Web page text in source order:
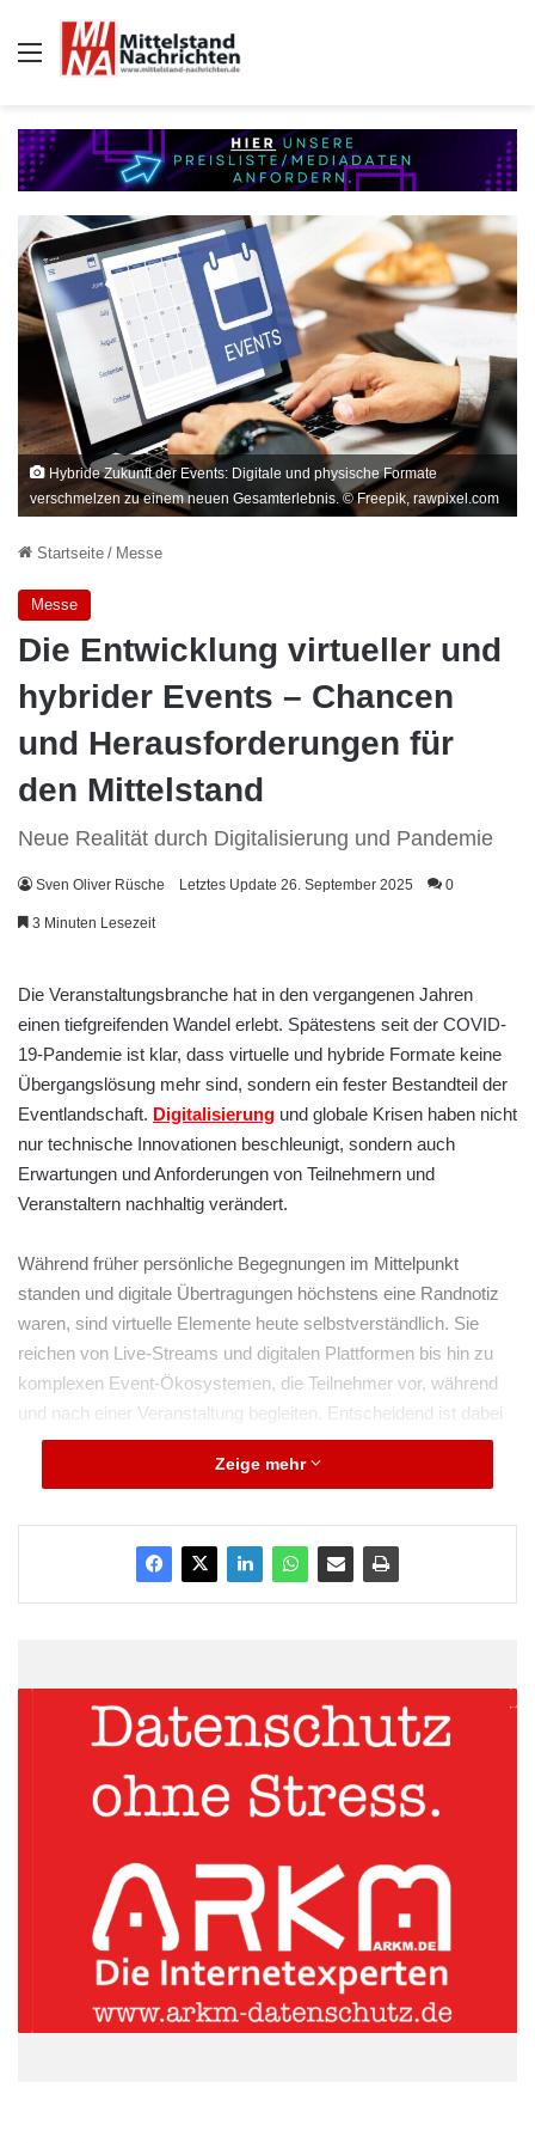
Auswahl
Hybride Zukunft der Events: Digitale und physische Formate
verschmelzen zu einem neuen Gesamterlebnis. © Freepik, rawpixel.com
Startseite / Messe
Messe
Die Entwicklung virtueller und
hybrider Events – Chancen
und Herausforderungen für
den Mittelstand
Neue Realität durch Digitalisierung und Pandemie
Sven Oliver Rüsche Letztes Update 26. September 2025 0
3 Minuten Lesezeit
Die Veranstaltungsbranche hat in den vergangenen Jahren
einen tiefgreifenden Wandel erlebt. Spätestens seit der COVID-
19-Pandemie ist klar, dass virtuelle und hybride Formate keine
Übergangslösung mehr sind, sondern ein fester Bestandteil der
Eventlandschaft. Digitalisierung und globale Krisen haben nicht
nur technische Innovationen beschleunigt, sondern auch
Erwartungen und Anforderungen von Teilnehmern und
Veranstaltern nachhaltig verändert.
Während früher persönliche Begegnungen im Mittelpunkt
standen und digitale Übertragungen höchstens eine Randnotiz
waren, sind virtuelle Elemente heute selbstverständlich. Sie
reichen von Live-Streams und digitalen Plattformen bis hin zu
komplexen Event-Ökosystemen, die Teilnehmer vor, während
und nach einer Veranstaltung begleiten. Entscheidend ist dabei
nicht allein die Technik, sondern die Integration digitaler und
physischer Elemente zu einem stimmigen Gesamterlebnis.
„Wir sehen, dass Events heute viel stärker hybrid gedacht
werden. Virtuelle Elemente sind nicht mehr nur eine Notlösung,
Zeige mehr